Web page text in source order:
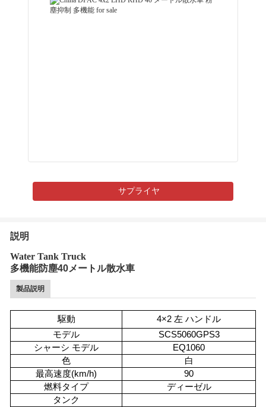
サプライヤ
説明
Water Tank Truck
多機能防塵40メートル散水車
製品説明
駆動
4×2 左 ハンドル
モデル
SCS5060GPS3
シャーシ モデル
EQ1060
色
白
最高速度(km/h)
90
燃料タイプ
ディーゼル
タンク